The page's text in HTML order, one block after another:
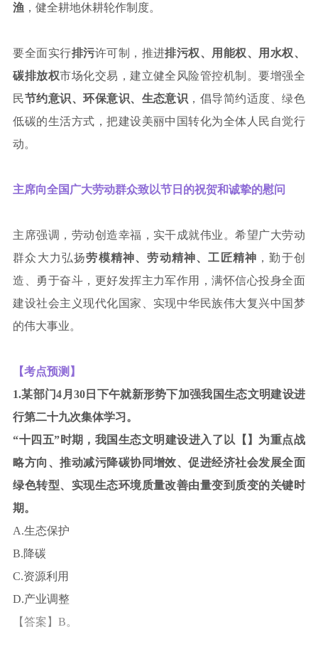
渔 ，健全耕地休耕轮作制度。
要全面实行排污许可制，推进排污权、用能权、用水权、
碳排放权市场化交易，建立健全风险管控机制。要增强全
民节约意识、环保意识、生态意识 ，倡导简约适度、绿色
低碳的生活方式，把建设美丽中国转化为全体人民自觉行
动。
主席向全国广大劳动群众致以节日的祝贺和诚挚的慰问
主席强调，劳动创造幸福，实干成就伟业。希望广大劳动
群众大力弘扬劳模精神、劳动精神、工匠精神 ，勤于创
造、勇于奋斗，更好发挥主力军作用，满怀信心投身全面
建设社会主义现代化国家、实现中华民族伟大复兴中国梦
的伟大事业。
【考点预测】
1.某部门4 月30 日下午就新形势下加强我国生态文明建设进
行第二十九次集体学习。
“十四五” 时期，我国生态文明建设进入了以 【】 为重点战
略方向、推动减污降碳协同增效、促进经济社会发展全面
绿色转型、实现生态环境质量改善由量变到质变的关键时
期。
A.生态保护
B.降碳
C.资源利用
D.产业调整
【答案】B。